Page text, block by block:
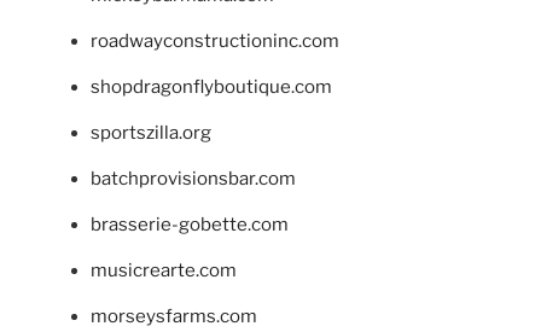
roadwayconstructioninc.com
shopdragonflyboutique.com
sportszilla.org
batchprovisionsbar.com
brasserie-gobette.com
musicrearte.com
morseysfarms.com